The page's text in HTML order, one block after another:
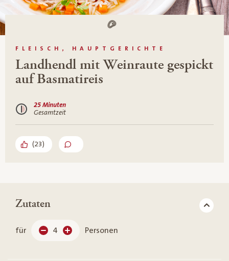
FLEISCH, HAUPTGERICHTE
Landhendl mit Weinraute gespickt
auf Basmatireis
25 Minuten
Gesamtzeit
(23)
Zutaten
für 4 Personen